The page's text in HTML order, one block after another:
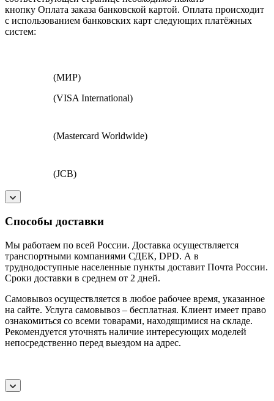
кнопку Оплата заказа банковской картой. Оплата происходит
с использованием банковских карт следующих платёжных
систем:
(МИР)
(VISA International)
(Mastercard Worldwide)
(JCB)
Способы доставки
Мы работаем по всей России. Доставка осуществляется
транспортными компаниями СДЕК, DPD. А в
труднодоступные населенные пункты доставит Почта России.
Сроки доставки в среднем от 2 дней.
Самовывоз осуществляется в любое рабочее время, указанное
на сайте. Услуга самовывоз – бесплатная. Клиент имеет право
ознакомиться со всеми товарами, находящимися на складе.
Рекомендуется уточнять наличие интересующих моделей
непосредственно перед выездом на адрес.